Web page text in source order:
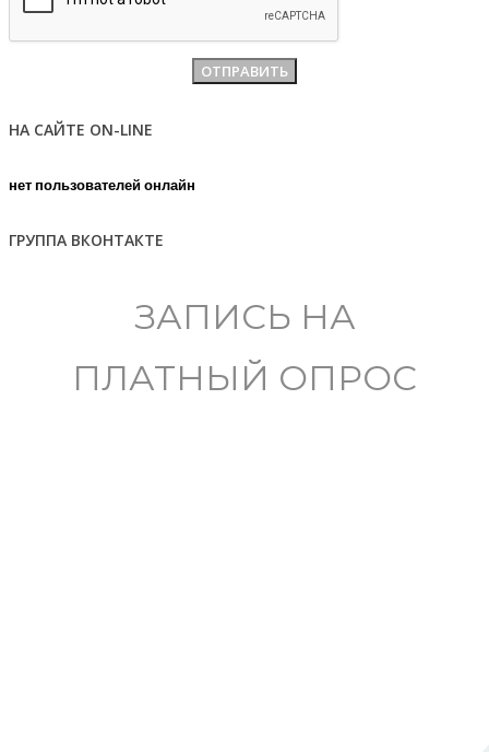
НА САЙТЕ ON-LINE
нет пользователей онлайн
ГРУППА ВКОНТАКТЕ
ЗАПИСЬ НА
ПЛАТНЫЙ ОПРОС